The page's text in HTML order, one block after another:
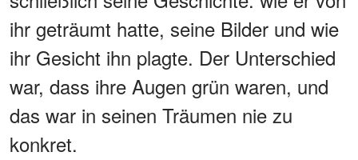
ihr geträumt hatte, seine Bilder und wie
ihr Gesicht ihn plagte. Der Unterschied
war, dass ihre Augen grün waren, und
das war in seinen Träumen nie zu
konkret.